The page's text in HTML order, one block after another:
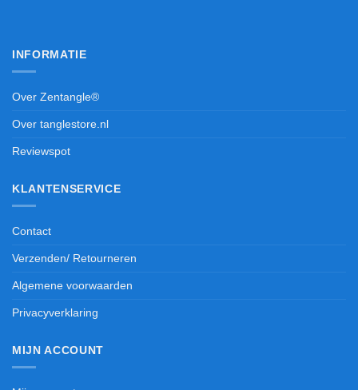
INFORMATIE
Over Zentangle®
Over tanglestore.nl
Reviewspot
KLANTENSERVICE
Contact
Verzenden/ Retourneren
Algemene voorwaarden
Privacyverklaring
MIJN ACCOUNT